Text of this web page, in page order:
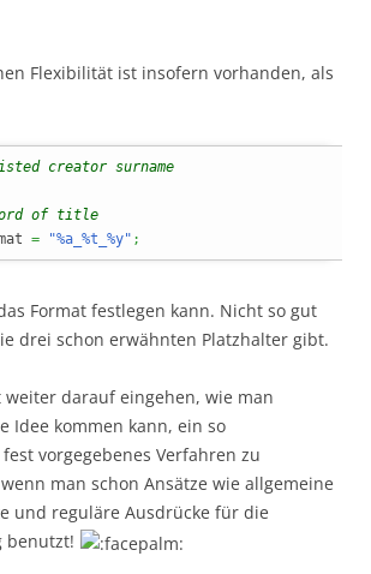
Flexibilität ist insofern vorhanden, als
creator surname
of title
= "%a_%t_%y" ;
Format festlegen kann. Nicht so gut
drei schon erwähnten Platzhalter gibt.
darauf eingehen, wie man
Idee kommen kann, ein so
vorgegebenes Verfahren zu
man schon Ansätze wie allgemeine
und reguläre Ausdrücke für die
benutzt!